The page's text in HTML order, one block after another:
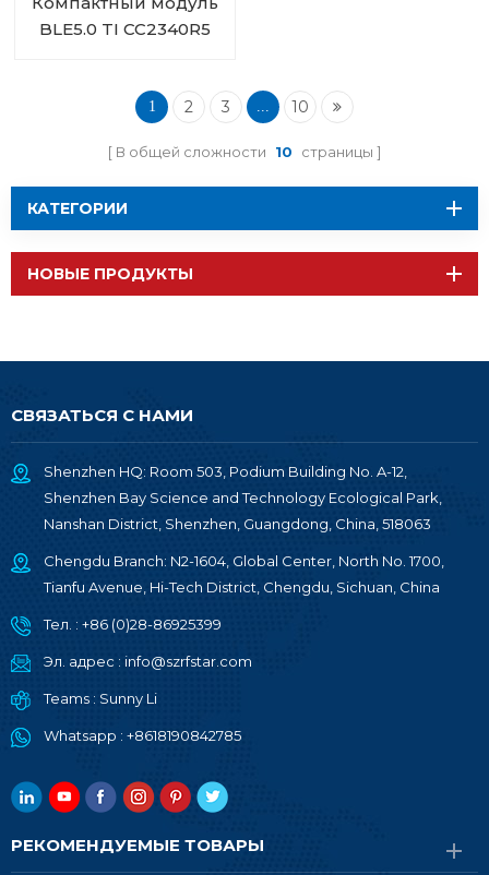
BLE5.0 TI CC2340R5
1 2 3 ... 10
В общей сложности 10 страницы
КАТЕГОРИИ
НОВЫЕ ПРОДУКТЫ
СВЯЗАТЬСЯ С НАМИ
Shenzhen HQ: Room 503, Podium Building No. A-12,
Shenzhen Bay Science and Technology Ecological Park,
Nanshan District, Shenzhen, Guangdong, China, 518063
Chengdu Branch: N2-1604, Global Center, North No. 1700,
Tianfu Avenue, Hi-Tech District, Chengdu, Sichuan, China
Тел. : +86 (0)28-86925399
Эл. адрес : info@szrfstar.com
Teams : Sunny Li
Whatsapp : +8618190842785
РЕКОМЕНДУЕМЫЕ ТОВАРЫ